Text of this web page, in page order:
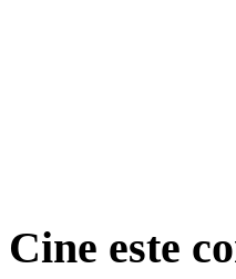
Cine este